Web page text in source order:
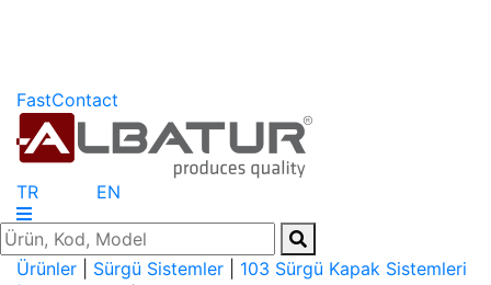
FastContact
TR EN
Ürünler Sürgü Sistemler
103 Sürgü Kapak Sistemleri